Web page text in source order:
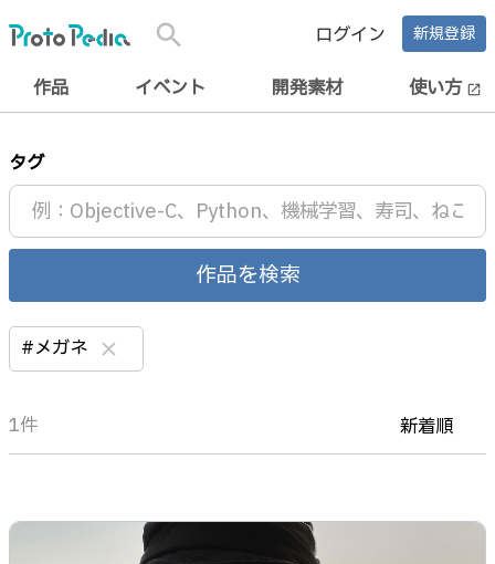
search ログイン 新規登録
作品 イベント 開発素材 使い方 open_in_new
タグ
作品を検索
#メガネ clear
1件 新着順